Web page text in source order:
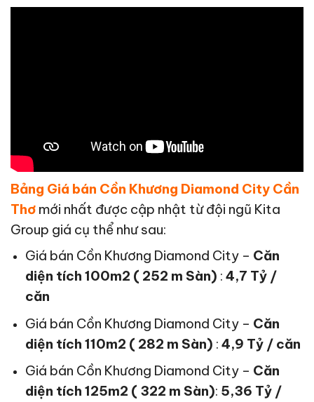
Bảng Giá bán Cồn Khương Diamond City Cần
Thơ mới nhất được cập nhật từ đội ngũ Kita
Group giá cụ thể như sau:
Giá bán Cồn Khương Diamond City – Căn
diện tích 100m2 ( 252 m Sàn) : 4,7 Tỷ /
căn
Giá bán Cồn Khương Diamond City – Căn
diện tích 110m2 ( 282 m Sàn) : 4,9 Tỷ / căn
Giá bán Cồn Khương Diamond City – Căn
diện tích 125m2 ( 322 m Sàn): 5,36 Tỷ /